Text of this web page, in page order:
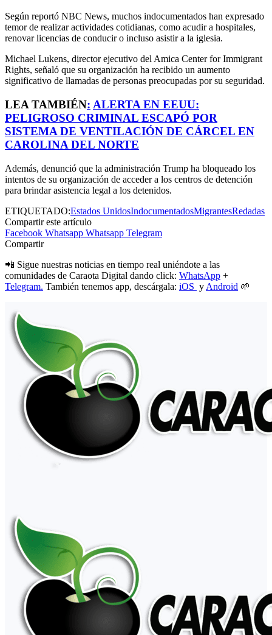
Según reportó NBC News, muchos indocumentados han expresado
temor de realizar actividades cotidianas, como acudir a hospitales,
renovar licencias de conducir o incluso asistir a la iglesia.
Michael Lukens, director ejecutivo del Amica Center for Immigrant
Rights, señaló que su organización ha recibido un aumento
significativo de llamadas de personas preocupadas por su seguridad.
LEA TAMBIÉN: ALERTA EN EEUU:
PELIGROSO CRIMINAL ESCAPÓ POR
SISTEMA DE VENTILACIÓN DE CÁRCEL EN
CAROLINA DEL NORTE
Además, denunció que la administración Trump ha bloqueado los
intentos de su organización de acceder a los centros de detención
para brindar asistencia legal a los detenidos.
ETIQUETADO:Estados UnidosIndocumentadosMigrantesRedadas
Compartir este artículo
Facebook Whatsapp Whatsapp Telegram
Compartir
📲 Sigue nuestras noticias en tiempo real uniéndote a las
comunidades de Caraota Digital dando click: WhatsApp +
Telegram. También tenemos app, descárgala: iOS y Android 🌱